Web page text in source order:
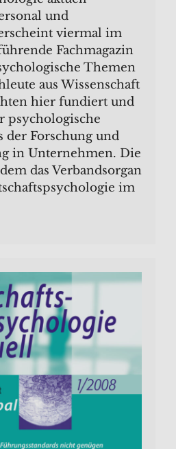
und
viermal im
Fachmagazin
Themen
aus Wissenschaft
hier fundiert und
psychologische
der Forschung und
in Unternehmen. Die
das Verbandsorgan
im